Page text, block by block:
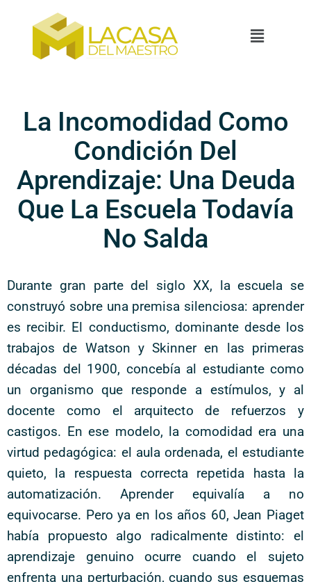
La Incomodidad Como
Condición Del
Aprendizaje: Una Deuda
Que La Escuela Todavía
No Salda
Durante gran parte del siglo XX, la escuela se
construyó sobre una premisa silenciosa: aprender
es recibir. El conductismo, dominante desde los
trabajos de Watson y Skinner en las primeras
décadas del 1900, concebía al estudiante como
un organismo que responde a estímulos, y al
docente como el arquitecto de refuerzos y
castigos. En ese modelo, la comodidad era una
virtud pedagógica: el aula ordenada, el estudiante
quieto, la respuesta correcta repetida hasta la
automatización. Aprender equivalía a no
equivocarse. Pero ya en los años 60, Jean Piaget
había propuesto algo radicalmente distinto: el
aprendizaje genuino ocurre cuando el sujeto
enfrenta una perturbación, cuando sus esquemas